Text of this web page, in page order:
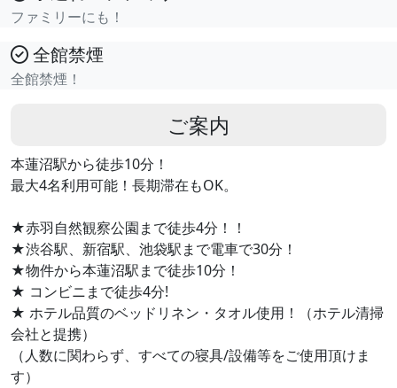
ファミリーにも！
全館禁煙
全館禁煙！
ご案内
本蓮沼駅から徒歩10分！
最大4名利用可能！長期滞在もOK。
★赤羽自然観察公園まで徒歩4分！！
★渋谷駅、新宿駅、池袋駅まで電車で30分！
★物件から本蓮沼駅まで徒歩10分！
★ コンビニまで徒歩4分!
★ ホテル品質のベッドリネン・タオル使用！（ホテル清掃
会社と提携）
（人数に関わらず、すべての寝具/設備等をご使用頂けま
す）